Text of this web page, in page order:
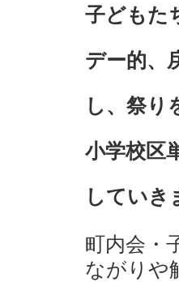
子どもた
デー的、
し、祭り
小学校区
していき
町内会・
ながりや